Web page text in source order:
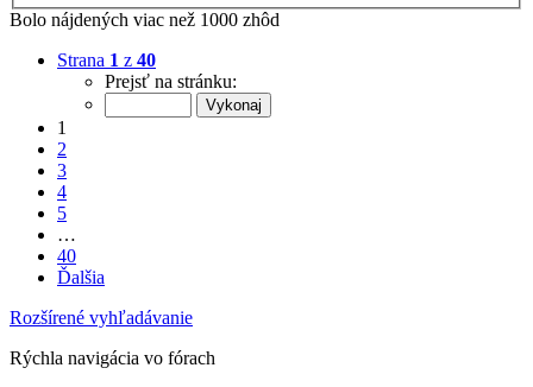
Bolo nájdených viac než 1000 zhôd
Strana 1 z 40
Prejsť na stránku:
1
2
3
4
5
…
40
Ďalšia
Rozšírené vyhľadávanie
Rýchla navigácia vo fórach